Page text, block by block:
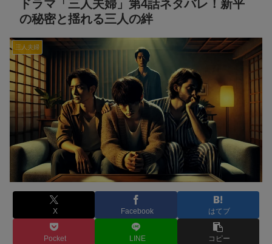
ドラマ「三人夫婦」第4話ネタバレ！新平
の秘密と揺れる三人の絆
三人夫婦
X Facebook はてブ
Pocket LINE コピー